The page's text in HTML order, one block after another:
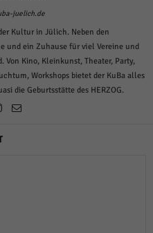
juelich.de
Kultur in Jülich. Neben den
und ein Zuhause für viel Vereine und
Von Kino, Kleinkunst, Theater, Party,
Workshops bietet der KuBa alles
die Geburtsstätte des HERZOG.
keiner manuellen Einwilligung
anzeigen
Datenschutzerklärung Impressum